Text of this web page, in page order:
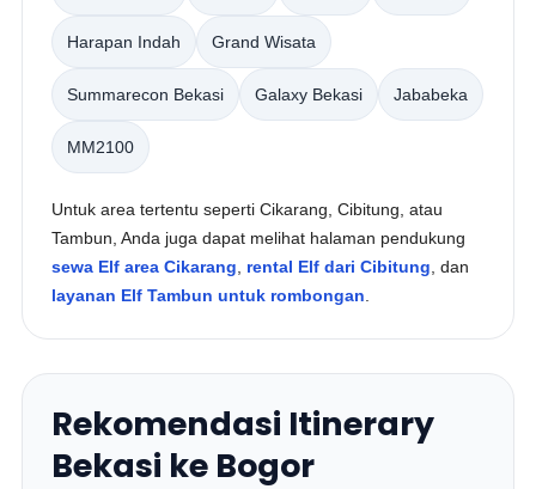
Harapan Indah Grand Wisata
Summarecon Bekasi Galaxy Bekasi Jababeka
MM2100
Untuk area tertentu seperti Cikarang, Cibitung, atau
Tambun, Anda juga dapat melihat halaman pendukung
sewa Elf area Cikarang
rental Elf dari Cibitung , dan
layanan Elf Tambun untuk rombongan
Rekomendasi Itinerary
Bekasi ke Bogor